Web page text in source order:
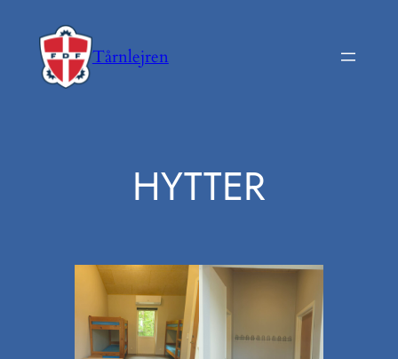
indhold
Tårnlejren
HYTTER